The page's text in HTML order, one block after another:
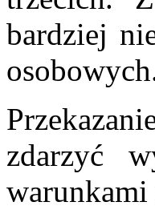
bardziej
zdarzyć